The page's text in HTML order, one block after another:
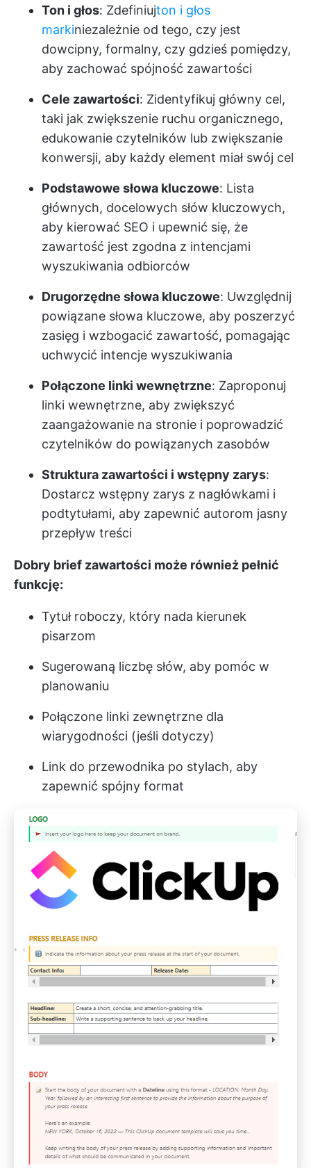
Ton i głos: Zdefiniujton i głos
markiniezależnie od tego, czy jest
dowcipny, formalny, czy gdzieś pomiędzy,
aby zachować spójność zawartości
Cele zawartości: Zidentyfikuj główny cel,
taki jak zwiększenie ruchu organicznego,
edukowanie czytelników lub zwiększanie
konwersji, aby każdy element miał swój cel
Podstawowe słowa kluczowe: Lista
głównych, docelowych słów kluczowych,
aby kierować SEO i upewnić się, że
zawartość jest zgodna z intencjami
wyszukiwania odbiorców
Drugorzędne słowa kluczowe: Uwzględnij
powiązane słowa kluczowe, aby poszerzyć
zasięg i wzbogacić zawartość, pomagając
uchwycić intencje wyszukiwania
Połączone linki wewnętrzne: Zaproponuj
linki wewnętrzne, aby zwiększyć
zaangażowanie na stronie i poprowadzić
czytelników do powiązanych zasobów
Struktura zawartości i wstępny zarys:
Dostarcz wstępny zarys z nagłówkami i
podtytułami, aby zapewnić autorom jasny
przepływ treści
Dobry brief zawartości może również pełnić
funkcję:
Tytuł roboczy, który nada kierunek
pisarzom
Sugerowaną liczbę słów, aby pomóc w
planowaniu
Połączone linki zewnętrzne dla
wiarygodności (jeśli dotyczy)
Link do przewodnika po stylach, aby
zapewnić spójny format